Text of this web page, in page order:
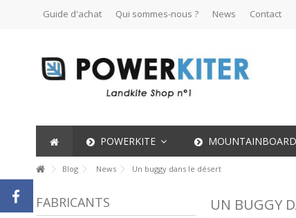
Guide d'achat Qui sommes-nous ? News Contact
POWERKITE MOUNTAINBOARD
Blog News Un buggy dans le désert
UN BUGGY
FABRICANTS